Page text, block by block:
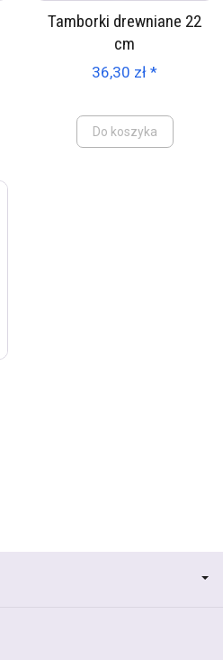
Tamborki drewniane 22
cm
36,30 zł *
Do koszyka